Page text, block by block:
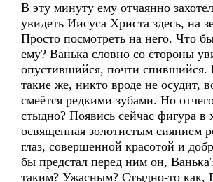
В эту минуту ему отчаянно
увидеть Иисуса Христа здесь, на
Просто посмотреть на него. Что
ему? Ванька словно со стороны
опустившийся, почти спившийся.
такие же, никто вроде не осудит,
смеётся редкими зубами. Но
стыдно? Появись сейчас фигура в
освященная золотистым сиянием
глаз, совершенной красотой и
бы предстал перед ним он,
таким? Ужасным? Стыдно-то как,